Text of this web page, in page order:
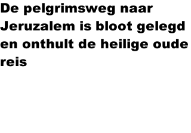
De pelgrimsweg naar
Jeruzalem is bloot gelegd
en onthult de heilige oude
reis